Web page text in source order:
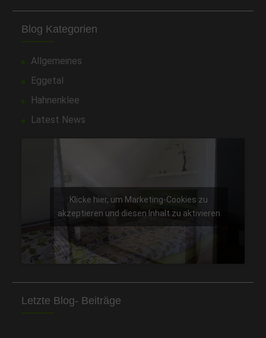
Blog Kategorien
Allgemeines
Eggetal
Hahnenklee
Latest News
Klicke hier, um Marketing-Cookies zu
akzeptieren und diesen Inhalt zu aktivieren
Letzte Blog- Beiträge